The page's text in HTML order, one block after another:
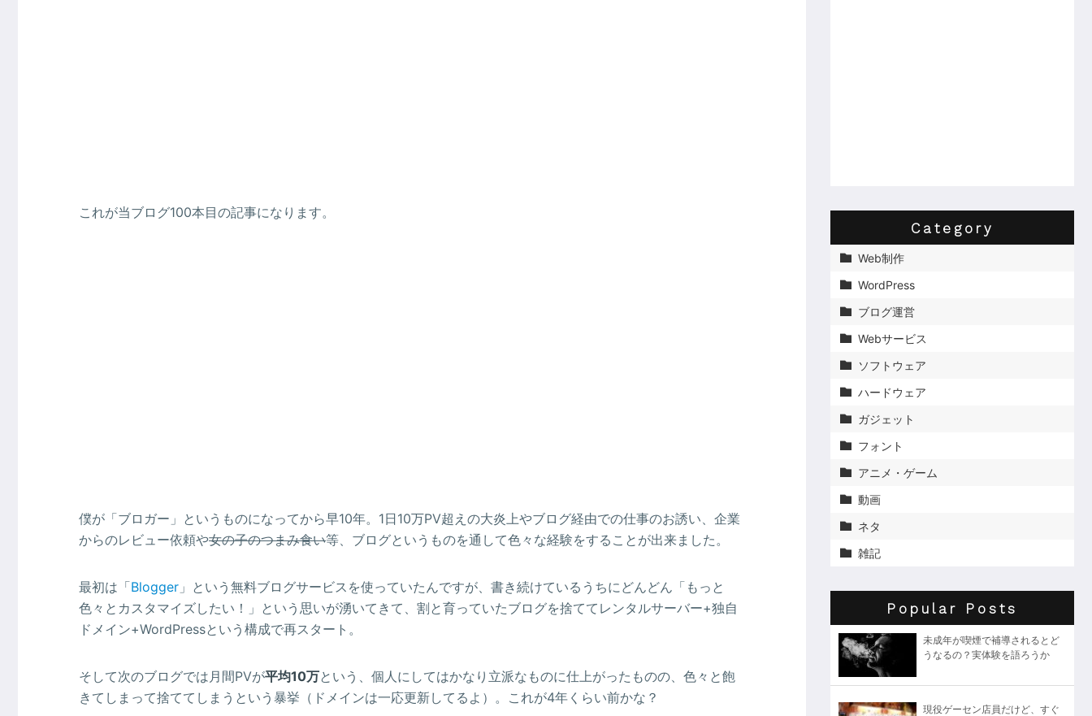
これが当ブログ100本目の記事になります。
僕が「ブロガー」というものになってから早10年。1日10万PV超えの大炎上やブログ経由での仕事のお誘い、企業
からのレビュー依頼や女の子のつまみ食い等、ブログというものを通して色々な経験をすることが出来ました。
最初は「Blogger 」という無料ブログサービスを使っていたんですが、書き続けているうちにどんどん「もっと
色々とカスタマイズしたい！」という思いが湧いてきて、割と育っていたブログを捨ててレンタルサーバー+独自
ドメイン+WordPressという構成で再スタート。
そして次のブログでは月間PVが平均10万という、個人にしてはかなり立派なものに仕上がったものの、色々と飽
きてしまって捨ててしまうという暴挙（ドメインは一応更新してるよ）。これが4年くらい前かな？
Category
 Web制作
 WordPress
 ブログ運営
 Webサービス
 ソフトウェア
 ハードウェア
 ガジェット
 フォント
 アニメ・ゲーム
 動画
 ネタ
 雑記
Popular Posts
未成年が喫煙で補導されるとど
うなるの？実体験を語ろうか
現役ゲーセン店員だけど、すぐ